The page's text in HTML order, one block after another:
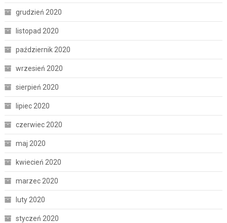
grudzień 2020
listopad 2020
październik 2020
wrzesień 2020
sierpień 2020
lipiec 2020
czerwiec 2020
maj 2020
kwiecień 2020
marzec 2020
luty 2020
styczeń 2020